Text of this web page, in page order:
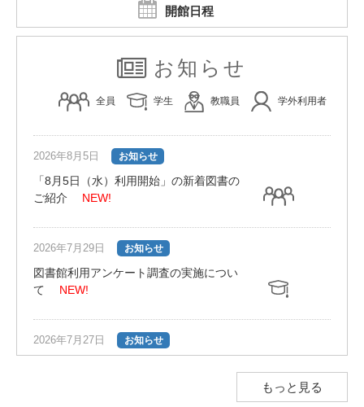
開館日程
お知らせ
全員 学生 教職員 学外利用者
2026年8月5日 お知らせ
「8月5日（水）利用開始」の新着図書の
ご紹介
NEW!
2026年7月29日 お知らせ
図書館利用アンケート調査の実施につい
て
NEW!
2026年7月27日 お知らせ
もっと見る